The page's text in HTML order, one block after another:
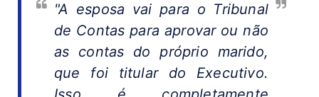
"A esposa vai para o Tribunal
de Contas para aprovar ou não
as contas do próprio marido,
que foi titular do Executivo.